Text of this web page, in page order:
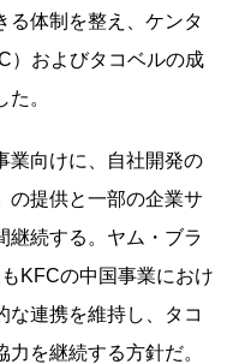
る体制を整え、ケンタ
）およびタコベルの成
。
向けに、自社開発の
の提供と一部の企業サ
継続する。ヤム・ブラ
KFCの中国事業におけ
な連携を維持し、タコ
を継続する方針だ。